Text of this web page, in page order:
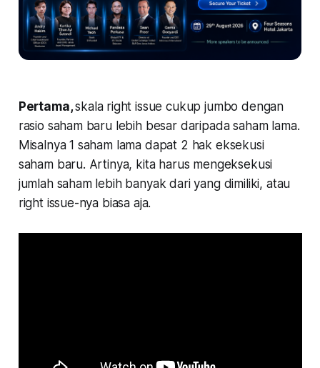
Pertama,skala right issue cukup jumbo dengan
rasio saham baru lebih besar daripada saham lama.
Misalnya 1 saham lama dapat 2 hak eksekusi
saham baru. Artinya, kita harus mengeksekusi
jumlah saham lebih banyak dari yang dimiliki, atau
right issue-nya biasa aja.